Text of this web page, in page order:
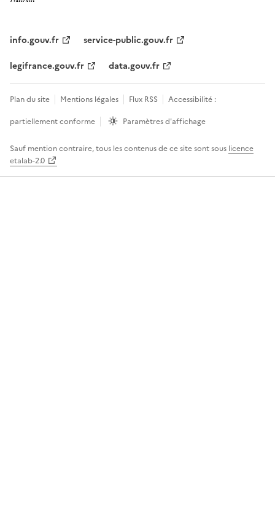
info.gouv.fr
service-public.gouv.fr
legifrance.gouv.fr
data.gouv.fr
Plan du site Mentions légales Flux RSS
Accessibilité :
partiellement conforme
Paramètres d'affichage
Sauf mention contraire, tous les contenus de ce site sont sous licence
etalab-2.0